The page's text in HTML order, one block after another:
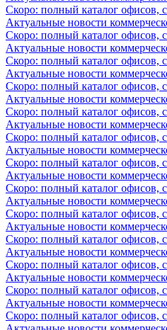
Скоро: полный каталог офисов,
Актуальные новости
Скоро: полный каталог офисов,
Актуальные новости
Скоро: полный каталог офисов,
Актуальные новости
Скоро: полный каталог офисов,
Актуальные новости
Скоро: полный каталог офисов,
Актуальные новости
Скоро: полный каталог офисов,
Актуальные новости
Скоро: полный каталог офисов,
Актуальные новости
Скоро: полный каталог офисов,
Актуальные новости
Скоро: полный каталог офисов,
Актуальные новости
Скоро: полный каталог офисов,
Актуальные новости
Скоро: полный каталог офисов,
Актуальные новости
Скоро: полный каталог офисов,
Актуальные новости
Скоро: полный каталог офисов,